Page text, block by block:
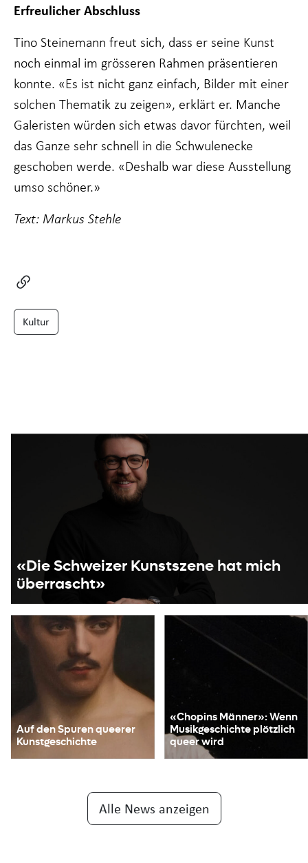
Kultur
Erfreulicher Abschluss
Tino Steinemann freut sich, dass er seine Kunst
noch einmal im grösseren Rahmen präsentieren
konnte. «Es ist nicht ganz einfach, Bilder mit einer
solchen Thematik zu zeigen», erklärt er. Manche
Galeristen würden sich etwas davor fürchten, weil
das Ganze sehr schnell in die Schwulenecke
geschoben werde. «Deshalb war diese Ausstellung
umso schöner.»
Text: Markus Stehle
Auf den Spuren queerer
Kunstgeschichte
«Chopins Männer»: Wenn
Musikgeschichte plötzlich
queer wird
«Die Schweizer Kunstszene hat mich
überrascht»
Alle News anzeigen